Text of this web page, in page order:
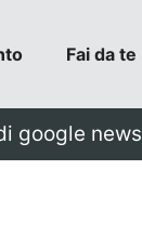
Fai da te
google news